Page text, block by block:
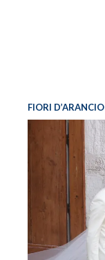
FIORI D’ARANCIO